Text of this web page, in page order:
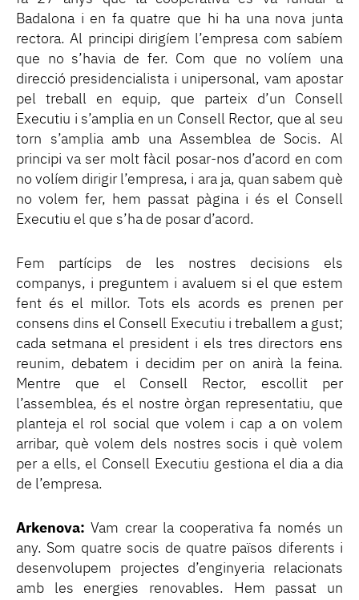
Badalona i en fa quatre que hi ha una nova junta
rectora. Al principi dirigíem l’empresa com sabíem
que no s’havia de fer. Com que no volíem una
direcció presidencialista i unipersonal, vam apostar
pel treball en equip, que parteix d’un Consell
Executiu i s’amplia en un Consell Rector, que al seu
torn s’amplia amb una Assemblea de Socis. Al
principi va ser molt fàcil posar-nos d’acord en com
no volíem dirigir l’empresa, i ara ja, quan sabem què
no volem fer, hem passat pàgina i és el Consell
Executiu el que s’ha de posar d’acord.
Fem partícips de les nostres decisions els
companys, i preguntem i avaluem si el que estem
fent és el millor. Tots els acords es prenen per
consens dins el Consell Executiu i treballem a gust;
cada setmana el president i els tres directors ens
reunim, debatem i decidim per on anirà la feina.
Mentre que el Consell Rector, escollit per
l’assemblea, és el nostre òrgan representatiu, que
planteja el rol social que volem i cap a on volem
arribar, què volem dels nostres socis i què volem
per a ells, el Consell Executiu gestiona el dia a dia
de l’empresa.
Arkenova: Vam crear la cooperativa fa només un
any. Som quatre socis de quatre països diferents i
desenvolupem projectes d’enginyeria relacionats
amb les energies renovables. Hem passat un